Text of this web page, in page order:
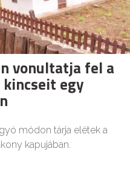
vonultatja fel a
egy
módon tárja elétek a
kapujában.